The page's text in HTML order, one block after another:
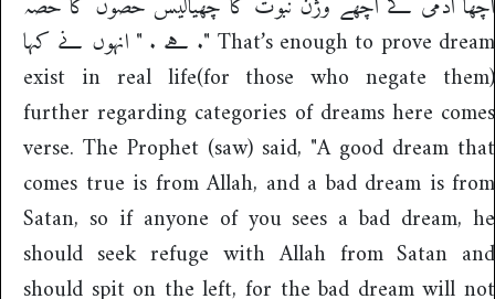
اچھا آدمی کے اچھے وژن نبوت کا چھیالیس حصوں کا حصہ
ہے . " انہوں نے کہا ." That’s enough to prove dream
exist in real life(for those who negate them)
further regarding categories of dreams here comes
verse. The Prophet (saw) said, "A good dream that
comes true is from Allah, and a bad dream is from
Satan, so if anyone of you sees a bad dream, he
should seek refuge with Allah from Satan and
should spit on the left, for the bad dream will not